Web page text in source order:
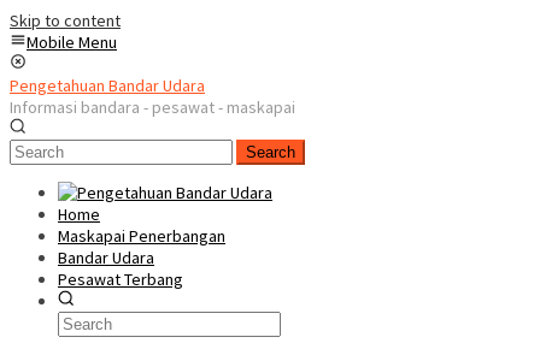
Skip to content
Mobile Menu
Pengetahuan Bandar Udara
Informasi bandara - pesawat - maskapai
Search
Home
Maskapai Penerbangan
Bandar Udara
Pesawat Terbang